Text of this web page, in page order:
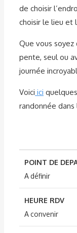
de choisir
choisir le lieu et
Que vous
pente, seul ou
journée
Voici ici
randonnée dans
POINT DE
A définir
HEURE RDV
A convenir